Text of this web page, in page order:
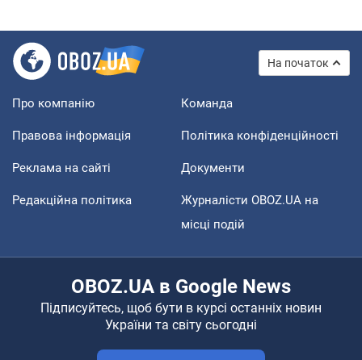
На початок
Про компанію Команда
Правова інформація Політика конфіденційності
Реклама на сайті Документи
Редакційна політика
Журналісти OBOZ.UA на
місці подій
OBOZ.UA в Google News
Підписуйтесь, щоб бути в курсі останніх новин
України та світу сьогодні